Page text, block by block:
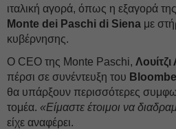
ιταλική αγορά, όπως η εξαγορά της
Monte dei Paschi di Siena με
κυβέρνησης.
Ο CEO της Monte Paschi,
πέρσι σε συνέντευξη του
θα υπάρξουν περισσότερες
τομέα. «Είμαστε έτοιμοι να
είχε αναφέρει.